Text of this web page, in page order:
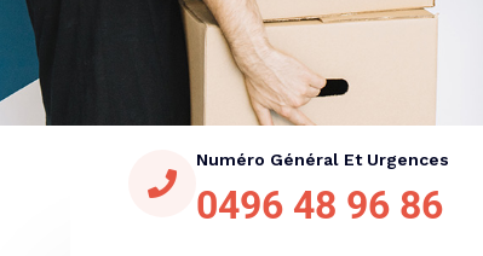
Numéro Général Et Urgences
0496 48 96 86